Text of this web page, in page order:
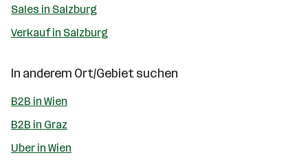
Sales in Salzburg
Verkauf in Salzburg
In anderem Ort/Gebiet suchen
B2B in Wien
B2B in Graz
Uber in Wien